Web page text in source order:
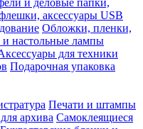
аксессуары USB
Обложки, пленки,
настольные лампы
для техники
Подарочная упаковка
Печати и штампы
архива Самоклеящиеся